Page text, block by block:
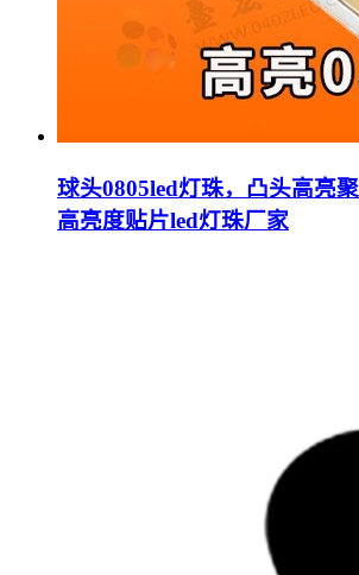
球头0805led灯珠，凸头高亮
高亮度贴片led灯珠厂家